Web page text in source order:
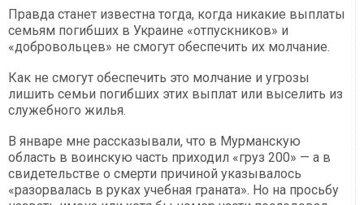
Правда станет известна тогда, когда никакие выплаты
семьям погибших в Украине «отпускников» и
«добровольцев» не смогут обеспечить их молчание.
Как не смогут обеспечить это молчание и угрозы
лишить семьи погибших этих выплат или выселить из
служебного жилья.
В январе мне рассказывали, что в Мурманскую
область в воинскую часть приходил «груз 200» — а в
свидетельстве о смерти причиной указывалось
«разорвалась в руках учебная граната». Но на просьбу